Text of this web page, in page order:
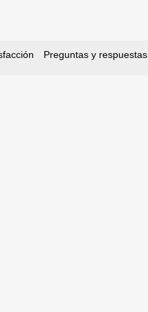
Preguntas y respuestas